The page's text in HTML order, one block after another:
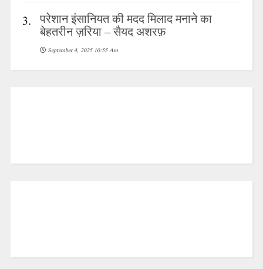
3. परेशान इंसानियत की मदद मिलाद मनाने का
बेहतरीन ज़रिया – सैयद अशरफ़
September 4, 2025 10:55 Am